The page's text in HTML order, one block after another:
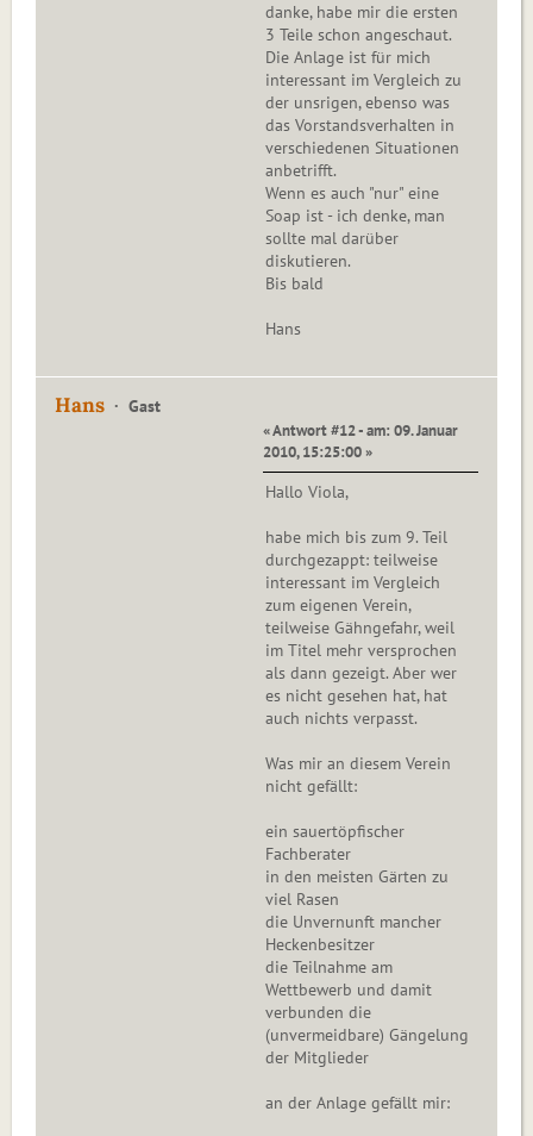
danke, habe mir die ersten
3 Teile schon angeschaut.
Die Anlage ist für mich
interessant im Vergleich zu
der unsrigen, ebenso was
das Vorstandsverhalten in
verschiedenen Situationen
anbetrifft.
Wenn es auch "nur" eine
Soap ist - ich denke, man
sollte mal darüber
diskutieren.
Bis bald
Hans
Hans Gast
« Antwort #12 - am: 09. Januar
2010, 15:25:00 »
Hallo Viola,
habe mich bis zum 9. Teil
durchgezappt: teilweise
interessant im Vergleich
zum eigenen Verein,
teilweise Gähngefahr, weil
im Titel mehr versprochen
als dann gezeigt. Aber wer
es nicht gesehen hat, hat
auch nichts verpasst.
Was mir an diesem Verein
nicht gefällt:
ein sauertöpfischer
Fachberater
in den meisten Gärten zu
viel Rasen
die Unvernunft mancher
Heckenbesitzer
die Teilnahme am
Wettbewerb und damit
verbunden die
(unvermeidbare) Gängelung
der Mitglieder
an der Anlage gefällt mir: